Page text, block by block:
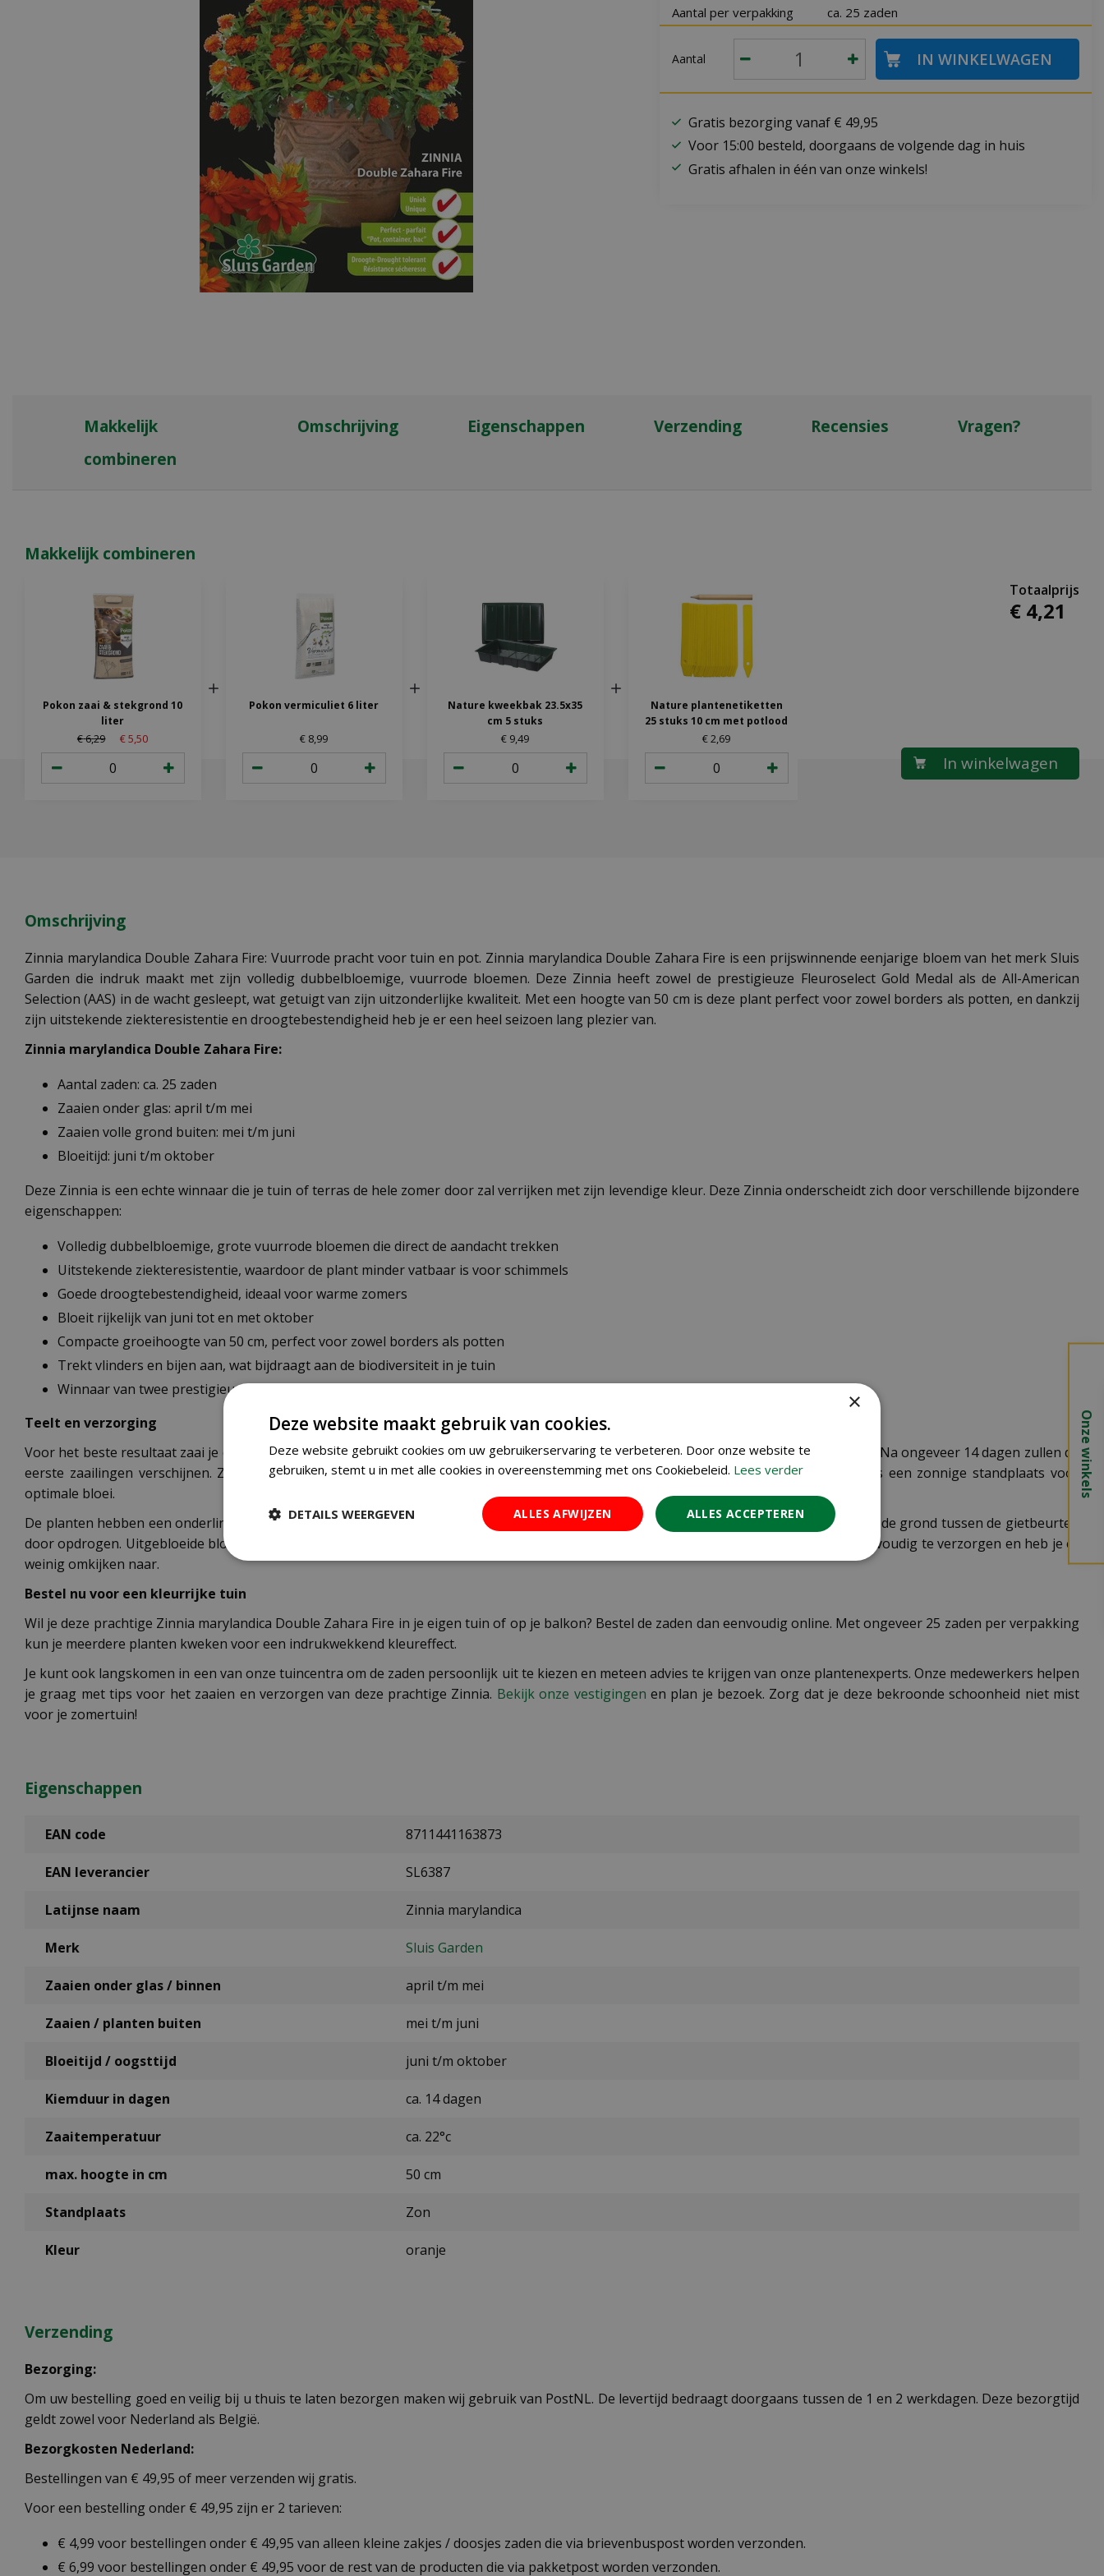
Aantal per verpakking ca. 25 zaden
Aantal
Gratis bezorging vanaf € 49,95
Voor 15:00 besteld, doorgaans de volgende dag in huis
Gratis afhalen in één van onze winkels!
Makkelijk
combineren
Omschrijving Eigenschappen Verzending Recensies Vragen?
Makkelijk combineren
Pokon zaai & stekgrond 10
liter
€6,29 €5,50
Pokon vermiculiet 6 liter
€ 8,99
Nature kweekbak 23.5x35
cm 5 stuks
€ 9,49
Nature plantenetiketten
25 stuks 10 cm met potlood
€2,69
€ 4,21
Omschrijving
Zinnia marylandica Double Zahara Fire: Vuurrode pracht voor tuin en pot. Zinnia marylandica Double Zahara Fire is een prijswinnende eenjarige bloem van het merk Sluis
Garden die indruk maakt met zijn volledig dubbelbloemige, vuurrode bloemen. Deze Zinnia heeft zowel de prestigieuze Fleuroselect Gold Medal als de All-American
Selection (AAS) in de wacht gesleept, wat getuigt van zijn uitzonderlijke kwaliteit. Met een hoogte van 50 cm is deze plant perfect voor zowel borders als potten, en dankzij
zijn uitstekende ziekteresistentie en droogtebestendigheid heb je er een heel seizoen lang plezier van.
Zinnia marylandica Double Zahara Fire:
Aantal zaden: ca. 25 zaden
Zaaien onder glas: april t/m mei
Zaaien volle grond buiten: mei t/m juni
Bloeitijd: juni t/m oktober
Deze Zinnia is een echte winnaar die je tuin of terras de hele zomer door zal verrijken met zijn levendige kleur. Deze Zinnia onderscheidt zich door verschillende bijzondere
eigenschappen:
Volledig dubbelbloemige, grote vuurrode bloemen die direct de aandacht trekken
Uitstekende ziekteresistentie, waardoor de plant minder vatbaar is voor schimmels
Goede droogtebestendigheid, ideaal voor warme zomers
Bloeit rijkelijk van juni tot en met oktober
Compacte groeihoogte van 50 cm, perfect voor zowel borders als potten
Trekt vlinders en bijen aan, wat bijdraagt aan de biodiversiteit in je tuin
Winnaar van twee prestigieuze tuinbouwprijzen, wat de kwaliteit garandeert
Teelt en verzorging
Voor het beste resultaat zaai je de Zinnia marylandica Double Zahara Fire in april of mei binnenshuis op een warme plek (ongeveer 22°C). Na ongeveer 14 dagen zullen de
eerste zaailingen verschijnen. Zodra het risico op nachtvorst voorbij is, kun je de jonge plantjes in mei of juni buiten uitplanten. Kies een zonnige standplaats voor
optimale bloei.
De planten hebben een onderlinge afstand van ongeveer 30 cm nodig om goed te kunnen ontwikkelen. Geef regelmatig water, maar laat de grond tussen de gietbeurten
door opdrogen. Uitgebloeide bloemen kun je verwijderen om de bloei te stimuleren. Dankzij de goede ziekteresistentie is deze Zinnia eenvoudig te verzorgen en heb je er
weinig omkijken naar.
Bestel nu voor een kleurrijke tuin
Wil je deze prachtige Zinnia marylandica Double Zahara Fire in je eigen tuin of op je balkon? Bestel de zaden dan eenvoudig online. Met ongeveer 25 zaden per verpakking
kun je meerdere planten kweken voor een indrukwekkend kleureffect.
Je kunt ook langskomen in een van onze tuincentra om de zaden persoonlijk uit te kiezen en meteen advies te krijgen van onze plantenexperts. Onze medewerkers helpen
je graag met tips voor het zaaien en verzorgen van deze prachtige Zinnia. Bekijk onze vestigingen en plan je bezoek. Zorg dat je deze bekroonde schoonheid niet mist
voor je zomertuin!
Eigenschappen
EAN code 8711441163873
EAN leverancier SL6387
Latijnse naam Zinnia marylandica
Merk Sluis Garden
Zaaien onder glas / binnen april t/m mei
Zaaien / planten buiten mei t/m juni
Bloeitijd / oogsttijd juni t/m oktober
Kiemduur in dagen ca. 14 dagen
Zaaitemperatuur ca. 22°c
max. hoogte in cm 50 cm
Standplaats Zon
Kleur oranje
Verzending
Bezorging:
Om uw bestelling goed en veilig bij u thuis te laten bezorgen maken wij gebruik van PostNL. De levertijd bedraagt doorgaans tussen de 1 en 2 werkdagen. Deze bezorgtijd
geldt zowel voor Nederland als België.
Bezorgkosten Nederland:
Bestellingen van € 49,95 of meer verzenden wij gratis.
Voor een bestelling onder € 49,95 zijn er 2 tarieven:
€ 4,99 voor bestellingen onder € 49,95 van alleen kleine zakjes / doosjes zaden die via brievenbuspost worden verzonden.
€ 6,99 voor bestellingen onder € 49,95 voor de rest van de producten die via pakketpost worden verzonden.
Onze winkels
×
Deze website maakt gebruik van cookies.
Deze website gebruikt cookies om uw gebruikerservaring te verbeteren. Door onze website te
gebruiken, stemt u in met alle cookies in overeenstemming met ons Cookiebeleid. Lees verder
ALLES ACCEPTEREN
ALLES AFWIJZEN
DETAILS WEERGEVEN